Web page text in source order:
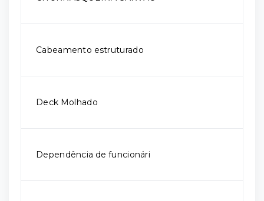
Cabeamento estruturado
Deck Molhado
Dependência de funcionári